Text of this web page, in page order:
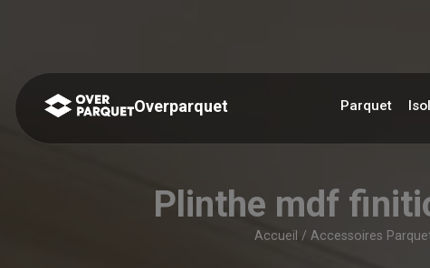
Overparquet Parquet
Plinthe mdf
Accueil / Accessoires